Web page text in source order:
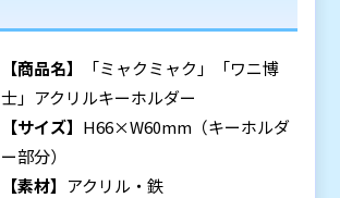
【商品名】
「ミャクミャク」「ワニ博
士」アクリルキーホルダー
【サイズ】 H66×W60mm（キーホルダ
ー部分）
【素材】 アクリル・鉄